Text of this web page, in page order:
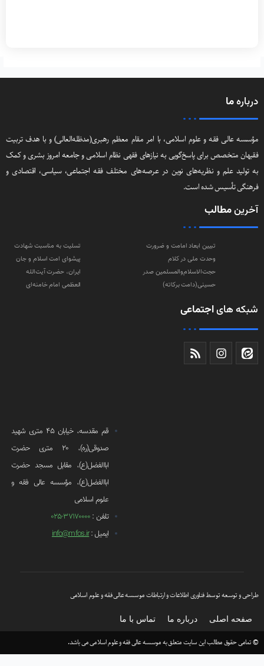
ما
عالی فقه و علوم اسلامی، با امر مقام معظم رهبری(مد‌ظله‌العالی) و با هدف تربیت
متخصص برای پاسخ‌گویی به نیازهای فقهی نظام اسلامی و جامعه امروز بشری و کمک
تولید علم و نظریه‌های نوین در عرصه‌های مختلف فقه اجتماعی‌، سیاسی‌، اقتصادی و
تأسیس شده است.
مطالب
تبیین ابعاد امامت و ضرورت
وحدت ملی در کلام
حجت‌الاسلام‌والمسلمین صدر
حسینی(دامت‌ برکاته)
تسلیت به مناسبت شهادت
پیشوای امت اسلام و جان
ایران، حضرت آیت‌الله
العظمی امام خامنه‌ای
هایاجتماعی
قم مقدسه، خیابان 45 متری شهید
صدوقی(ره)، 20 متری حضرت
اباالفضل(ع)، مقابل مسجد حضرت
اباالفضل(ع)، مؤسسه عالی فقه و
علوم اسلامی
تلفن :37170000-025
ایمیل :info@mfos.ir
و توسعه توسط فناوری اطلاعات و ارتباطات موسسه عالی فقه و علوم اسلامی
صفحه اصلی درباره ما تماس با ما
حقوق مطالب این سایت متعلق به موسسه عالی فقه و علوم اسلامی می باشد.